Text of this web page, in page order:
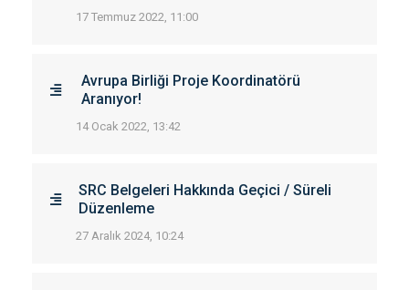
17 Temmuz 2022, 11:00
Avrupa Birliği Proje Koordinatörü
Aranıyor!
14 Ocak 2022, 13:42
SRC Belgeleri Hakkında Geçici / Süreli
Düzenleme
27 Aralık 2024, 10:24